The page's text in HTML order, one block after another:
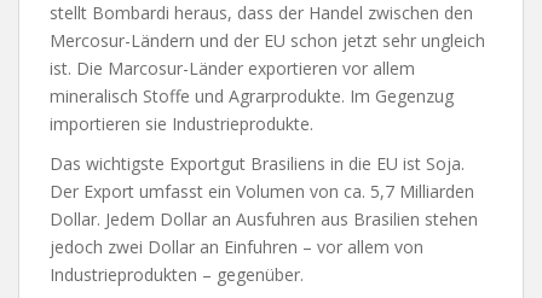
stellt Bombardi heraus, dass der Handel zwischen den
Mercosur-Ländern und der EU schon jetzt sehr ungleich
ist. Die Marcosur-Länder exportieren vor allem
mineralisch Stoffe und Agrarprodukte. Im Gegenzug
importieren sie Industrieprodukte.
Das wichtigste Exportgut Brasiliens in die EU ist Soja.
Der Export umfasst ein Volumen von ca. 5,7 Milliarden
Dollar. Jedem Dollar an Ausfuhren aus Brasilien stehen
jedoch zwei Dollar an Einfuhren – vor allem von
Industrieprodukten – gegenüber.